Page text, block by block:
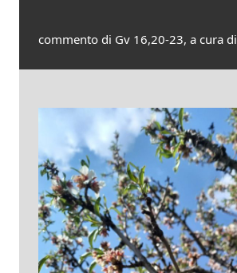
commento di Gv 16,20-23, a cura di